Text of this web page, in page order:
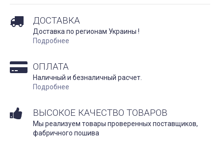
ДОСТАВКА
Доставка по регионам Украины !
Подробнее
ОПЛАТА
Наличный и безналичный расчет.
Подробнее
ВЫСОКОЕ КАЧЕСТВО ТОВАРОВ
Мы реализуем товары проверенных поставщиков,
фабричного пошива